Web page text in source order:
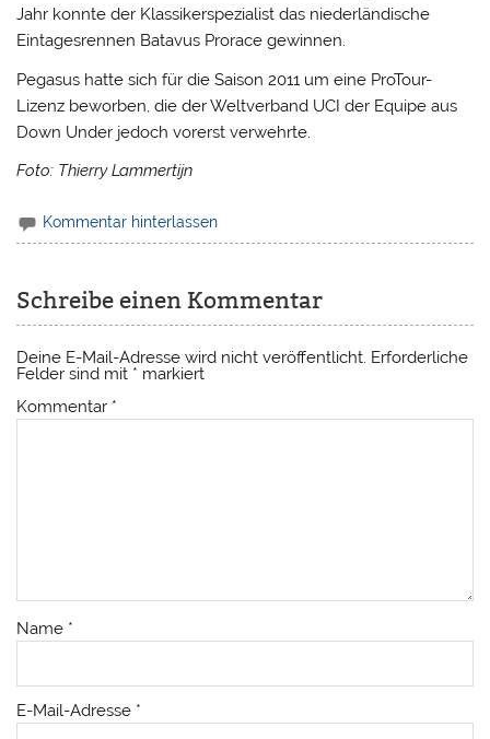
Jahr konnte der Klassikerspezialist das niederländische
Eintagesrennen Batavus Prorace gewinnen.
Pegasus hatte sich für die Saison 2011 um eine ProTour-
Lizenz beworben, die der Weltverband UCI der Equipe aus
Down Under jedoch vorerst verwehrte.
Foto: Thierry Lammertijn
Kommentar hinterlassen
Schreibe einen Kommentar
Deine E-Mail-Adresse wird nicht veröffentlicht. Erforderliche
Felder sind mit * markiert
Kommentar *
Name *
E-Mail-Adresse *